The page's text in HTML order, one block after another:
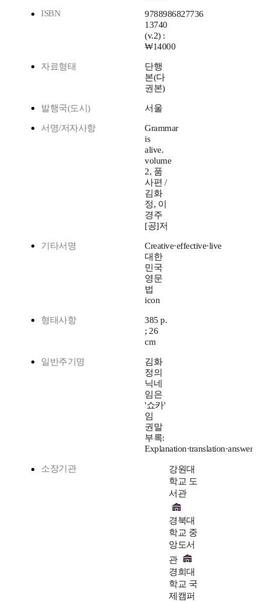
ISBN
9788986827736
13740
(v.2) :
₩14000
자료형태
단행
본(다
권본)
발행국(도시) 서울
서명/저자사항
Grammar
is
alive.
volume
2, 품
사편 /
김화
정, 이
경주
[공]저
기타서명
Creative·effective·live
대한
민국
영문
법
icon
형태사항
385 p.
; 26
cm
일반주기명
김화
정의
닉네
임은
'쇼카'
임
권말
부록:
Explanation·translation·answer
소장기관
강원대
학교 도
서관
경북대
학교 중
앙도서
관
경희대
학교 국
제캠퍼